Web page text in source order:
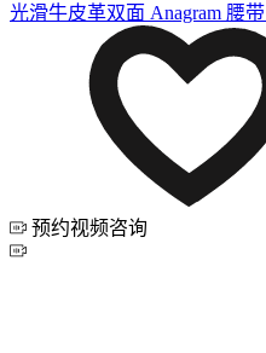
光滑牛皮革双面 Anagram 腰带
预约视频咨询